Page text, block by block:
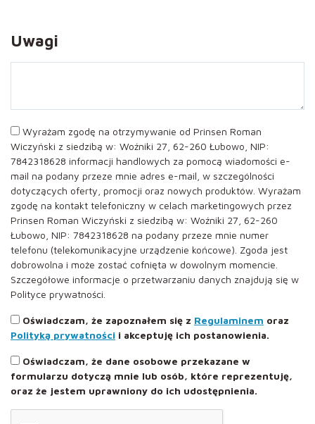
Uwagi
Wyrażam zgodę na otrzymywanie od Prinsen Roman
Wiczyński z siedzibą w: Woźniki 27, 62-260 Łubowo, NIP:
7842318628 informacji handlowych za pomocą wiadomości e-
mail na podany przeze mnie adres e-mail, w szczególności
dotyczących oferty, promocji oraz nowych produktów. Wyrażam
zgodę na kontakt telefoniczny w celach marketingowych przez
Prinsen Roman Wiczyński z siedzibą w: Woźniki 27, 62-260
Łubowo, NIP: 7842318628 na podany przeze mnie numer
telefonu (telekomunikacyjne urządzenie końcowe). Zgoda jest
dobrowolna i może zostać cofnięta w dowolnym momencie.
Szczegółowe informacje o przetwarzaniu danych znajdują się w
Polityce prywatności.
Oświadczam, że zapoznałem się z Regulaminem oraz
Polityką prywatności i akceptuję ich postanowienia.
Oświadczam, że dane osobowe przekazane w
formularzu dotyczą mnie lub osób, które reprezentuję,
oraz że jestem uprawniony do ich udostępnienia.